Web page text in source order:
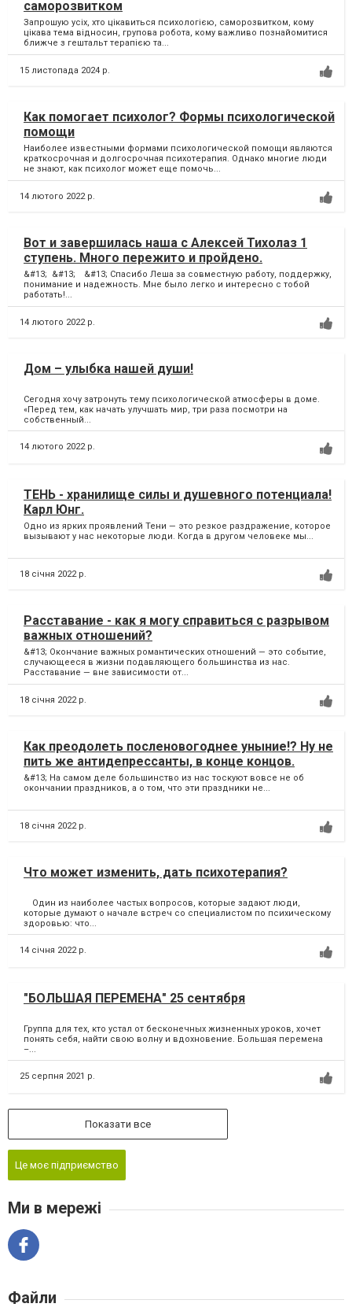
саморозвитком
Запрошую усіх, хто цікавиться психологією, саморозвитком, кому
цікава тема відносин, групова робота, кому важливо познайомитися
ближче з гештальт терапією та...
15 листопада 2024 р.
Как помогает психолог? Формы психологической
помощи
Наиболее известными формами психологической помощи являются
краткосрочная и долгосрочная психотерапия. Однако многие люди
не знают, как психолог может еще помочь...
14 лютого 2022 р.
Вот и завершилась наша с Алексей Тихолаз 1
ступень. Много пережито и пройдено.
&#13; &#13; ⠀&#13; Спасибо Леша за совместную работу, поддержку,
понимание и надежность. Мне было легко и интересно с тобой
работать!...
14 лютого 2022 р.
Дом – улыбка нашей души!
Сегодня хочу затронуть тему психологической атмосферы в доме. ⠀
«Перед тем, как начать улучшать мир, три раза посмотри на
собственный...
14 лютого 2022 р.
ТЕНЬ - хранилище силы и душевного потенциала!
Карл Юнг.
Одно из ярких проявлений Тени — это резкое раздражение, которое
вызывают у нас некоторые люди. Когда в другом человеке мы...
18 січня 2022 р.
Расставание - как я могу справиться с разрывом
важных отношений?
&#13; Окончание важных романтических отношений — это событие,
случающееся в жизни подавляющего большинства из нас.
Расставание — вне зависимости от...
18 січня 2022 р.
Как преодолеть посленовогоднее уныние!? Ну не
пить же антидепрессанты, в конце концов.
&#13; На самом деле большинство из нас тоскуют вовсе не об
окончании праздников, а о том, что эти праздники не...
18 січня 2022 р.
Что может изменить, дать психотерапия?
⠀ Один из наиболее частых вопросов, которые задают люди,
которые думают о начале встреч со специалистом по психическому
здоровью: что...
14 січня 2022 р.
"БОЛЬШАЯ ПЕРЕМЕНА" 25 сентября
Группа для тех, кто устал от бесконечных жизненных уроков, хочет
понять себя, найти свою волну и вдохновение. Большая перемена
–...
25 серпня 2021 р.
Показати все
Це моє підприємство
Ми в мережі
Файли